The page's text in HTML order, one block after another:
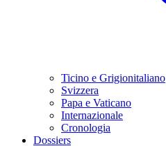
Ticino e Grigionitaliano
Svizzera
Papa e Vaticano
Internazionale
Cronologia
Dossiers